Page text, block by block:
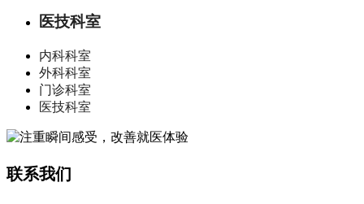
医技科室
内科科室
外科科室
门诊科室
医技科室
联系我们